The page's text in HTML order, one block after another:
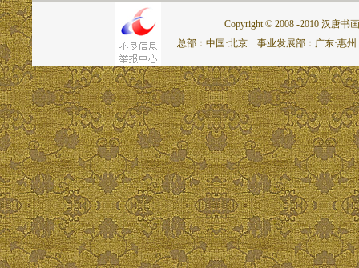
Copyright © 2008 -2010 汉唐书
总部：中国·北京 事业发展部：广东·惠